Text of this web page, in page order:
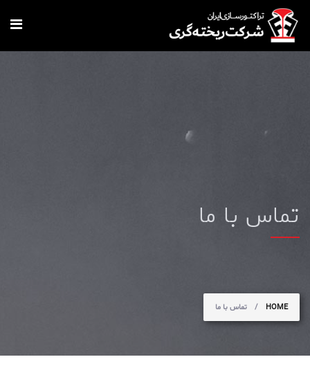
Skip to main content
تماس با ما
You are here
HOME
/ تماس با ما